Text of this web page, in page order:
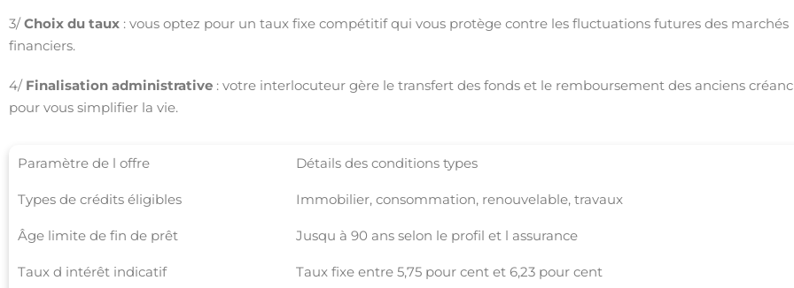
3/Choix du taux : vous optez pour un taux fixe compétitif qui vous protège contre les fluctuations futures des marchés
financiers.
4/ Finalisation administrative : votre interlocuteur gère le transfert des fonds et le remboursement des anciens
pour vous simplifier la vie.
Paramètre de l offre Détails des conditions types
Types de crédits éligibles Immobilier, consommation, renouvelable, travaux
Âge limite de fin de prêt Jusqu à 90 ans selon le profil et l assurance
Taux d intérêt indicatif Taux fixe entre 5,75 pour cent et 6,23 pour cent